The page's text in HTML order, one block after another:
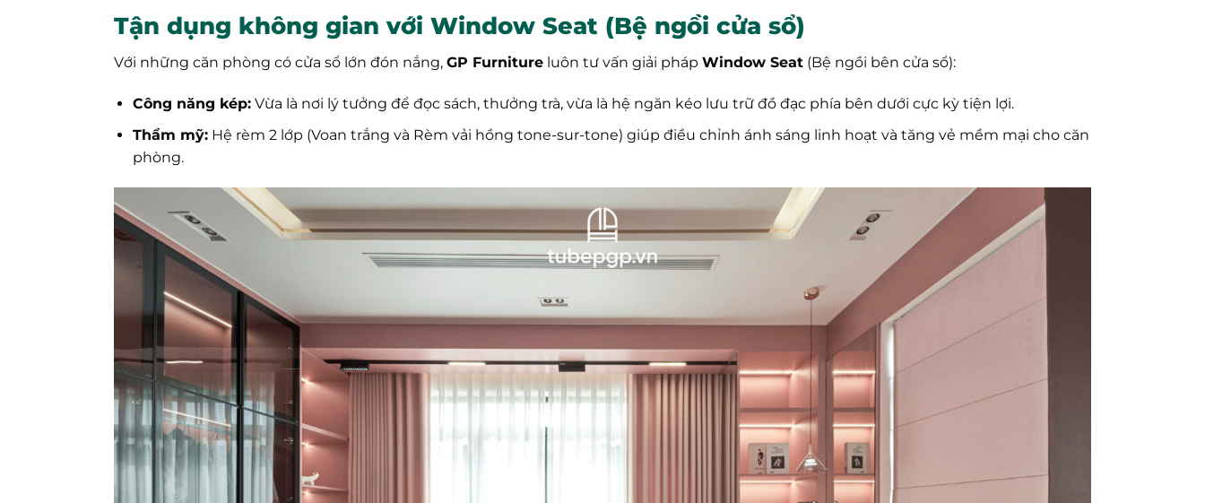
Tận dụng không gian với Window Seat (Bệ ngồi cửa sổ)
Với những căn phòng có cửa sổ lớn đón nắng, GP Furniture luôn tư vấn giải pháp Window Seat (Bệ ngồi bên cửa sổ):
Công năng kép:Vừa là nơi lý tưởng để đọc sách, thưởng trà, vừa là hệ ngăn kéo lưu trữ đồ đạc phía bên dưới cực kỳ tiện lợi.
Thẩm mỹ:Hệ rèm 2 lớp (Voan trắng và Rèm vải hồng tone-sur-tone) giúp điều chỉnh ánh sáng linh hoạt và tăng vẻ mềm mại cho căn
phòng.